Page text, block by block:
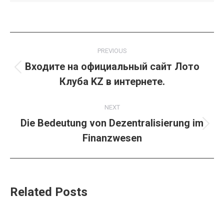
navigation
PREVIOUS
Previous
post:
Входите на официальный сайт Лото
Клуба KZ в интернете.
NEXT
Next
post:
Die Bedeutung von Dezentralisierung im
Finanzwesen
Related Posts